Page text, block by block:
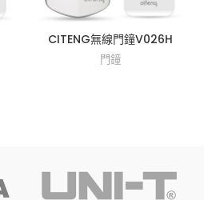
CITENG無線門鐘V026H
門鐘